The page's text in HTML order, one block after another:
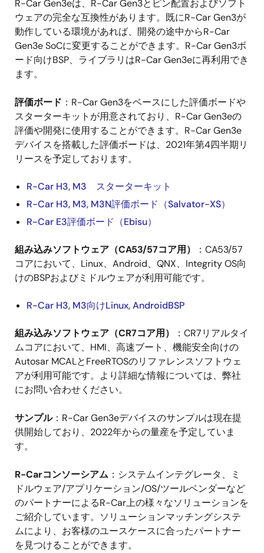
R-Car Gen3eは、R-Car Gen3とピン配置およびソフト
ウェアの完全な互換性があります。既にR-Car Gen3が
動作している環境があれば、開発の途中からR-Car
Gen3e SoCに変更することができます。R-Car Gen3ボ
ード向けBSP、ライブラリはR-Car Gen3eに再利用でき
ます。
評価ボード ：R-Car Gen3をベースにした評価ボードや
スターターキットが用意されており、R-Car Gen3eの
評価や開発に使用することができます。R-Car Gen3e
デバイスを搭載した評価ボードは、2021年第4四半期リ
リースを予定しております。
R-Car H3, M3 スターターキット
R-Car H3, M3, M3N評価ボード（Salvator-XS）
R-Car E3評価ボード（Ebisu）
組み込みソフトウェア（CA53/57コア用）
：CA53/57
コアにおいて、Linux、Android、QNX、Integrity OS向
けのBSPおよびミドルウェアが利用可能です。
R-Car H3, M3向けLinux, AndroidBSP
組み込みソフトウェア（CR7コア用）
：CR7リアルタイ
ムコアにおいて、HMI、高速ブート、機能安全向けの
Autosar MCALとFreeRTOSのリファレンスソフトウェ
アが利用可能です。より詳細な情報については、弊社
にお問い合わせください。
サンプル：R-Car Gen3eデバイスのサンプルは現在提
供開始しており、2022年からの量産を予定していま
す。
R-Carコンソーシアム ：システムインテグレータ、ミ
ドルウェア/アプリケーション/OS/ツールベンダーなど
のパートナーによるR-Car上の様々なソリューションを
ご紹介しています。ソリューションマッチングシステ
ムにより、お客様のユースケースに合ったパートナー
を見つけることができます。